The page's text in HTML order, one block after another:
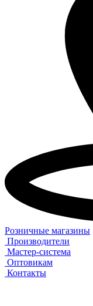
Розничные магазины
Производители
Мастер-система
Оптовикам
Контакты